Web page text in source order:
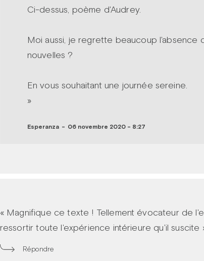
Ci-dessus, poème d'Audrey.
Moi aussi, je regrette beaucoup l'absence
nouvelles ?
En vous souhaitant une journée sereine.
»
Esperanza - 06 novembre 2020 - 8:27
« Magnifique ce texte ! Tellement évocateur de
ressortir toute l'expérience intérieure qu'il suscite
Répondre